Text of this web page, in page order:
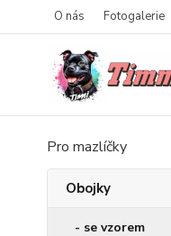
O nás Fotogalerie
Pro mazlíčky
Obojky
- se vzorem